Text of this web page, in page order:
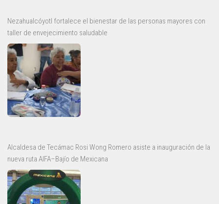
Nezahualcóyotl fortalece el bienestar de las personas mayores con
taller de envejecimiento saludable
Alcaldesa de Tecámac Rosi Wong Romero asiste a inauguración de la
nueva ruta AIFA–Bajío de Mexicana